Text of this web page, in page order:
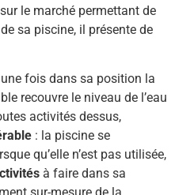
le marché permettant de
sa piscine, il présente de
fois dans sa position la
recouvre le niveau de l’eau
activités dessus,
: la piscine se
qu’elle n’est pas utilisée,
à faire dans sa